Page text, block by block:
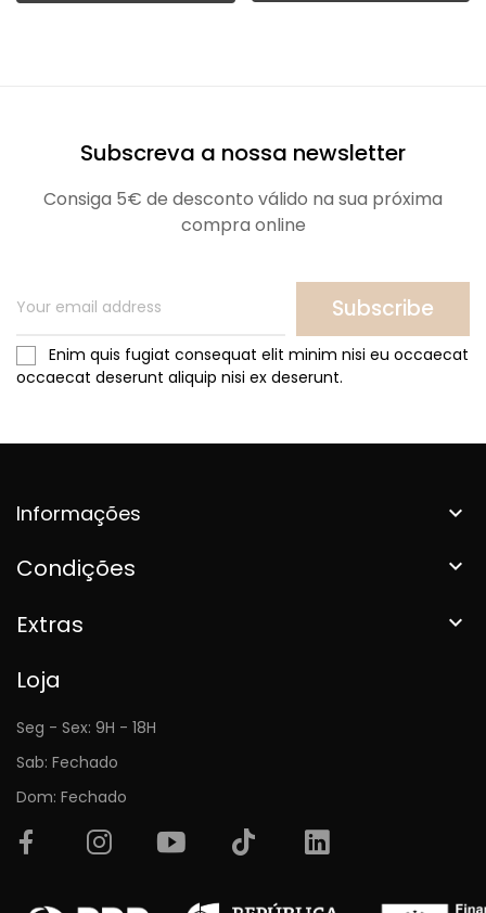
Subscreva a nossa newsletter
Consiga 5€ de desconto válido na sua próxima
compra online
Subscribe
Enim quis fugiat consequat elit minim nisi eu occaecat
occaecat deserunt aliquip nisi ex deserunt.
Informações 
Condições 
Extras 
Loja
Seg - Sex: 9H - 18H
Sab: Fechado
Dom: Fechado